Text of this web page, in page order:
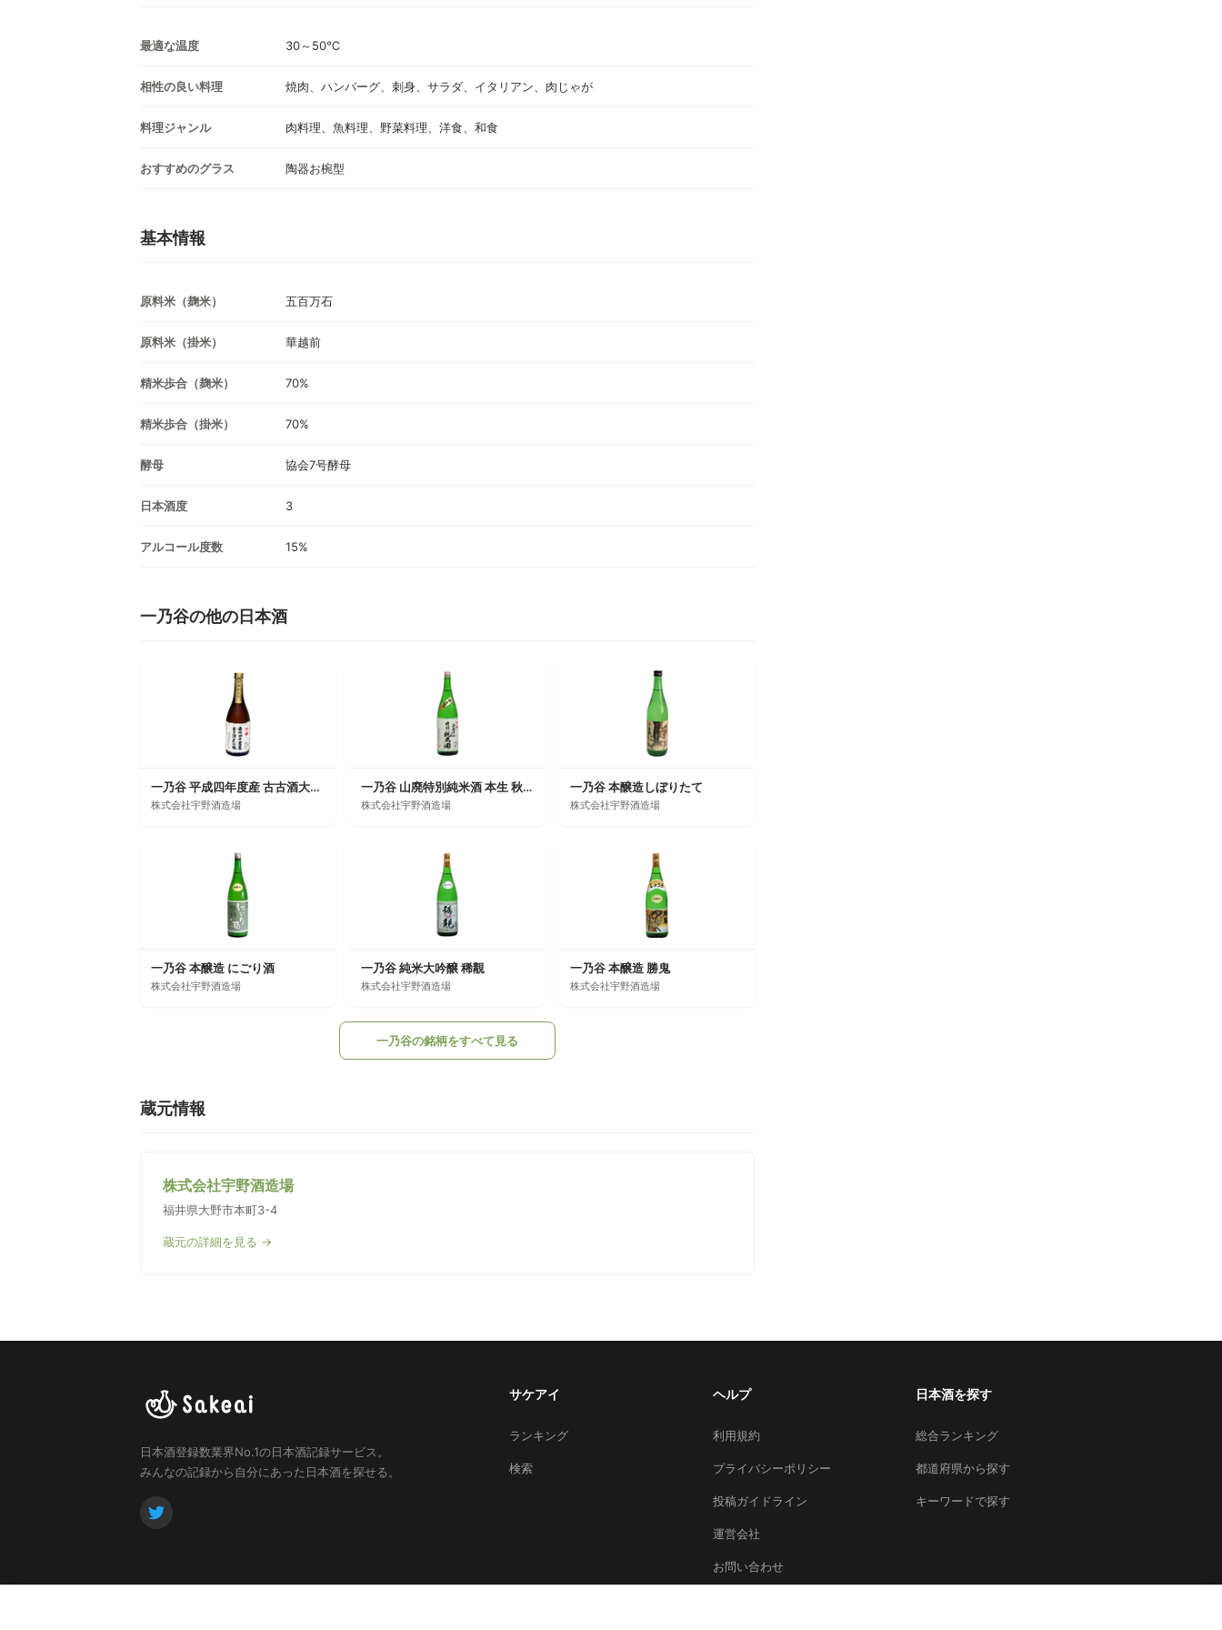
最適な温度 30～50℃
相性の良い料理 焼肉、ハンバーグ、刺身、サラダ、イタリアン、肉じゃが
料理ジャンル 肉料理、魚料理、野菜料理、洋食、和食
おすすめのグラス 陶器お椀型
基本情報
原料米（麹米） 五百万石
原料米（掛米） 華越前
精米歩合（麹米） 70%
精米歩合（掛米） 70%
酵母 協会7号酵母
日本酒度 3
アルコール度数 15%
一乃谷の他の日本酒
一乃谷 平成四年度産 古古酒大吟醸
株式会社宇野酒造場
一乃谷 山廃特別純米酒 本生 秋あがり
株式会社宇野酒造場
一乃谷 本醸造しぼりたて
株式会社宇野酒造場
一乃谷 本醸造 にごり酒
株式会社宇野酒造場
一乃谷 純米大吟醸 稀覯
株式会社宇野酒造場
一乃谷 本醸造 勝鬼
株式会社宇野酒造場
一乃谷の銘柄をすべて見る
蔵元情報
株式会社宇野酒造場
福井県大野市本町3-4
蔵元の詳細を見る →
日本酒登録数業界No.1の日本酒記録サービス。
みんなの記録から自分にあった日本酒を探せる。
サケアイ
ランキング
検索
ヘルプ
利用規約
プライバシーポリシー
投稿ガイドライン
運営会社
お問い合わせ
日本酒を探す
総合ランキング
都道府県から探す
キーワードで探す